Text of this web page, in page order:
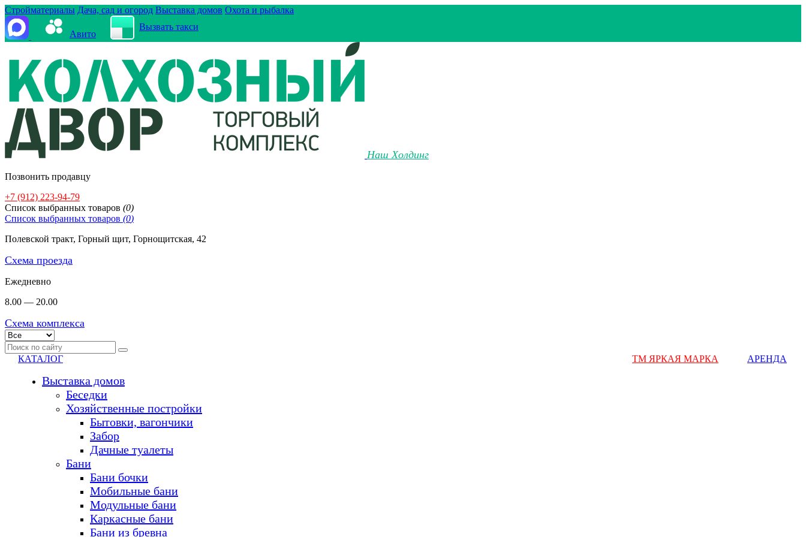
Стройматериалы Дача, сад и огород Выставка домов Охота и рыбалка
Авито
Вызвать такси
Наш Холдинг
Позвонить продавцу
+7 (912) 223-94-79
Cписок выбранных товаров (0)
Cписок выбранных товаров (0)
Полевской тракт, Горный щит, Горнощитская, 42
Схема проезда
Ежедневно
8.00 — 20.00
Схема комплекса
КАТАЛОГ
Выставка домов
Беседки
Хозяйственные постройки
Бытовки, вагончики
Забор
Дачные туалеты
Бани
Бани бочки
Мобильные бани
Модульные бани
Каркасные бани
Бани из бревна
ТМ ЯРКАЯ МАРКА АРЕНДА